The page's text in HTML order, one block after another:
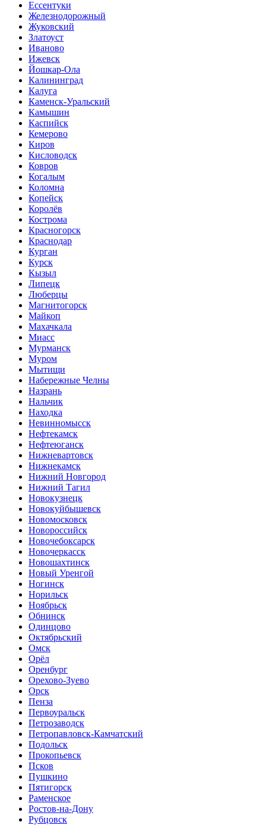
Ессентуки
Железнодорожный
Жуковский
Златоуст
Иваново
Ижевск
Йошкар-Ола
Калининград
Калуга
Каменск-Уральский
Камышин
Каспийск
Кемерово
Киров
Кисловодск
Ковров
Когалым
Коломна
Копейск
Королёв
Кострома
Красногорск
Краснодар
Курган
Курск
Кызыл
Липецк
Люберцы
Магнитогорск
Майкоп
Махачкала
Миасс
Мурманск
Муром
Мытищи
Набережные Челны
Назрань
Нальчик
Находка
Невинномысск
Нефтекамск
Нефтеюганск
Нижневартовск
Нижнекамск
Нижний Новгород
Нижний Тагил
Новокузнецк
Новокуйбышевск
Новомосковск
Новороссийск
Новочебоксарск
Новочеркасск
Новошахтинск
Новый Уренгой
Ногинск
Норильск
Ноябрьск
Обнинск
Одинцово
Октябрьский
Омск
Орёл
Оренбург
Орехово-Зуево
Орск
Пенза
Первоуральск
Петрозаводск
Петропавловск-Камчатский
Подольск
Прокопьевск
Псков
Пушкино
Пятигорск
Раменское
Ростов-на-Дону
Рубцовск